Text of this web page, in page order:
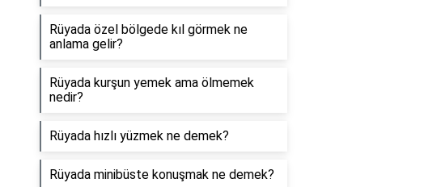
Rüyada özel bölgede kıl görmek ne
anlama gelir?
Rüyada kurşun yemek ama ölmemek
nedir?
Rüyada hızlı yüzmek ne demek?
Rüyada minibüste konuşmak ne demek?